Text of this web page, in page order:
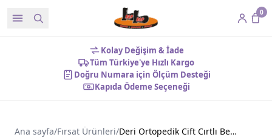
0
Kolay Değişim & İade
Tüm Türkiye'ye Hızlı Kargo
Doğru Numara için Ölçüm Desteği
Kapıda Ödeme Seçeneği
Ana sayfa/Fırsat Ürünleri/ Deri Ortopedik Cift Cırtlı Bebek Sandalet Rose